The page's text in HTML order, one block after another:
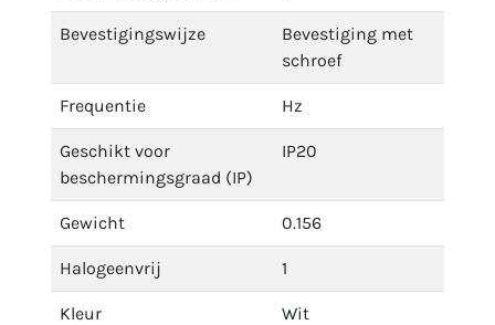
Bevestigingswijze
Bevestiging met
schroef
Frequentie Hz
Geschikt voor
beschermingsgraad (IP)
IP20
Gewicht 0.156
Halogeenvrij 1
Kleur Wit